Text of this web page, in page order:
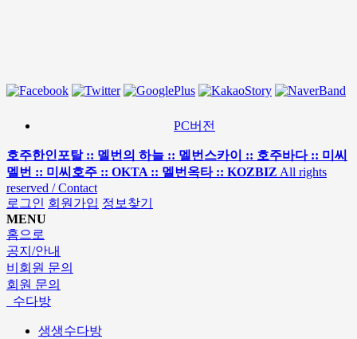
PC버전
호주한인포탈 :: 멜번의 하늘 :: 멜번스카이 :: 호주바다 :: 미씨
멜번 :: 미씨호주 :: OKTA :: 멜번옥타 :: KOZBIZ All rights
reserved / Contact
로그인 회원가입 정보찾기
MENU
홈으로
공지/안내
비회원 문의
회원 문의
수다방
생생수다방